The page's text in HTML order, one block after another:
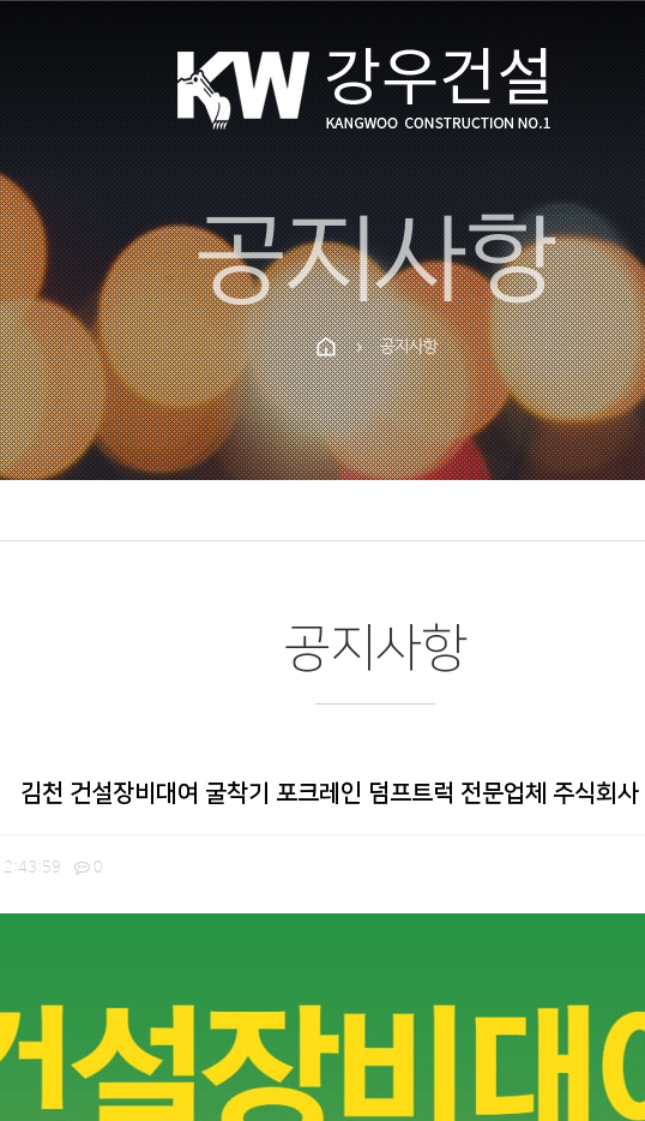
공지사항
chevron_right 공지사항
공지사항
김천 건설장비대여 굴착기 포크레인 덤프트럭 전문업체 주식회사
0